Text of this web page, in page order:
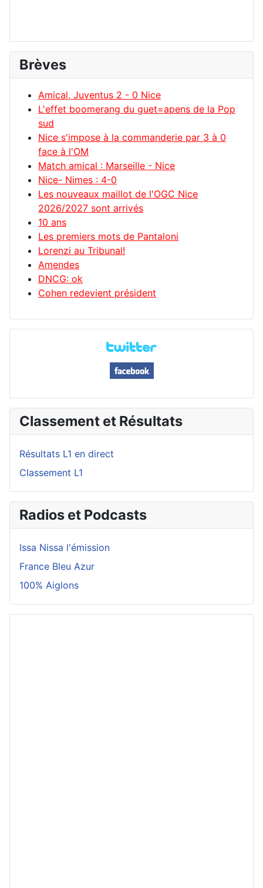
Brèves
Amical, Juventus 2 - 0 Nice
L'effet boomerang du guet=apens de la Pop
sud
Nice s'impose à la commanderie par 3 à 0
face à l'OM
Match amical : Marseille - Nice
Nice- Nimes : 4-0
Les nouveaux maillot de l'OGC Nice
2026/2027 sont arrivés
10 ans
Les premiers mots de Pantaloni
Lorenzi au Tribunal!
Amendes
DNCG: ok
Cohen redevient président
Classement et Résultats
Résultats L1 en direct
Classement L1
Radios et Podcasts
Issa Nissa l'émission
France Bleu Azur
100% Aiglons